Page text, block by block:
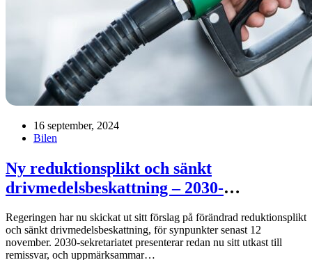
16 september, 2024
Bilen
Ny reduktionsplikt och sänkt
drivmedelsbeskattning – 2030-
Regeringen har nu skickat ut sitt förslag på förändrad reduktionsplikt
och sänkt drivmedelsbeskattning, för synpunkter senast 12
november. 2030-sekretariatet presenterar redan nu sitt utkast till
remissvar, och uppmärksammar…